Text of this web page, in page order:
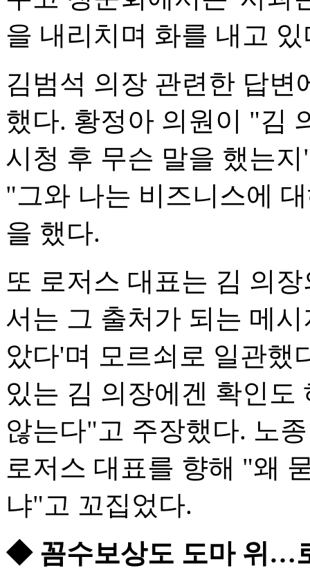
을 내리치며 화를 내고
김범석 의장 관련한 답변
했다. 황정아 의원이 "김
시청 후 무슨 말을 했는
"그와 나는 비즈니스에
을 했다.
또 로저스 대표는 김 의
서는 그 출처가 되는 메
았다'며 모르쇠로 일관했
있는 김 의장에겐 확인
않는다"고 주장했다. 노
로저스 대표를 향해 "왜
냐"고 꼬집었다.
◆ 꼼수보상도 도마 위…